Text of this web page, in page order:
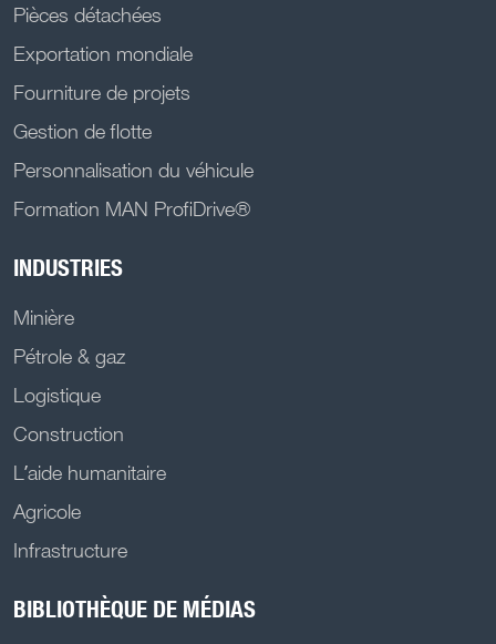
Pièces détachées
Exportation mondiale
Fourniture de projets
Gestion de flotte
Personnalisation du véhicule
Formation MAN ProfiDrive®
INDUSTRIES
Minière
Pétrole & gaz
Logistique
Construction
L’aide humanitaire
Agricole
Infrastructure
BIBLIOTHÈQUE DE MÉDIAS